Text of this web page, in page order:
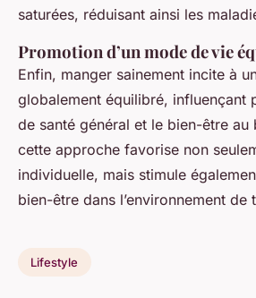
saturées, réduisant ainsi les
Promotion d’un mode de vie
Enfin, manger sainement incite à
globalement équilibré, influençant
de santé général et le bien-être au
cette approche favorise non
individuelle, mais stimule
bien-être dans l’environnement de
Lifestyle